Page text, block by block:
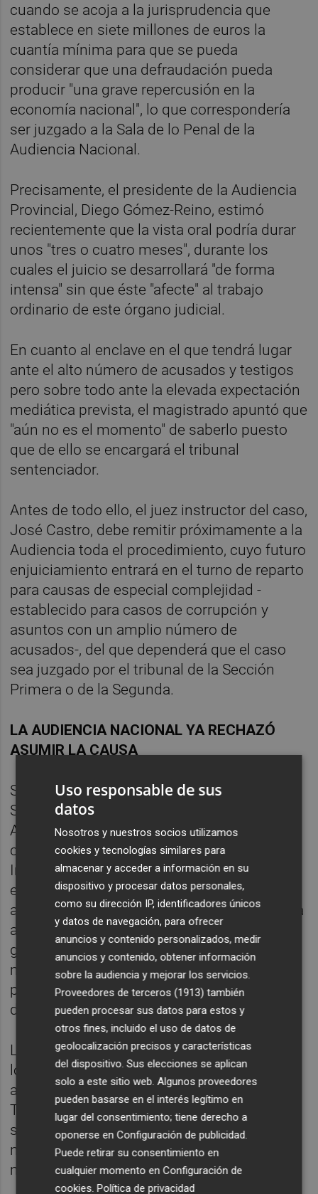
cuando se acoja a la jurisprudencia que
establece en siete millones de euros la
cuantía mínima para que se pueda
considerar que una defraudación pueda
producir "una grave repercusión en la
economía nacional", lo que correspondería
ser juzgado a la Sala de lo Penal de la
Audiencia Nacional.
Precisamente, el presidente de la Audiencia
Provincial, Diego Gómez-Reino, estimó
recientemente que la vista oral podría durar
unos "tres o cuatro meses", durante los
cuales el juicio se desarrollará "de forma
intensa" sin que éste "afecte" al trabajo
ordinario de este órgano judicial.
En cuanto al enclave en el que tendrá lugar
ante el alto número de acusados y testigos
pero sobre todo ante la elevada expectación
mediática prevista, el magistrado apuntó que
"aún no es el momento" de saberlo puesto
que de ello se encargará el tribunal
sentenciador.
Antes de todo ello, el juez instructor del caso,
José Castro, debe remitir próximamente a la
Audiencia toda el procedimiento, cuyo futuro
enjuiciamiento entrará en el turno de reparto
para causas de especial complejidad -
establecido para casos de corrupción y
asuntos con un amplio número de
acusados-, del que dependerá que el caso
sea juzgado por el tribunal de la Sección
Primera o de la Segunda.
LA AUDIENCIA NACIONAL YA RECHAZÓ
ASUMIR LA CAUSA
Se da la circunstancia de que en 2012 la
Sección Cuarta de la Sala de lo Penal de la
Audiencia Nacional rechazó asumir la
competencia de la investigación en torno al
Instituto Nóos, tras así haberlo solicitado el
expresidente del Govern Jaume Matas, al
alegar que la presunta "defraudación" llevada
a cabo a través de Nóos no se provocó "ni
grave repercusión en la seguridad del tráfico
mercantil, ni en la economía nacional ni un
perjuicio a un gran número de personas en
distintos territorios".
La resolución incidía en que, de acuerdo a
los datos conocidos hasta entonces, las
actividades del Duque y su exsocio Diego
Torres no han repercutido "en nuestro
sistema financiero" ni "en la cotización de
nuestra moneda" ni han afectado "al
mecanismo de cambio bursátil".
Uso responsable de sus
datos
Nosotros y nuestros socios utilizamos
cookies y tecnologías similares para
almacenar y acceder a información en su
dispositivo y procesar datos personales,
como su dirección IP, identificadores únicos
y datos de navegación, para ofrecer
anuncios y contenido personalizados, medir
anuncios y contenido, obtener información
sobre la audiencia y mejorar los servicios.
Proveedores de terceros (1913) también
pueden procesar sus datos para estos y
otros fines, incluido el uso de datos de
geolocalización precisos y características
del dispositivo. Sus elecciones se aplican
solo a este sitio web. Algunos proveedores
pueden basarse en el interés legítimo en
lugar del consentimiento; tiene derecho a
oponerse enConfiguración de publicidad.
Puede retirar su consentimiento en
cualquier momento enConfiguración de
cookies.Política de privacidad